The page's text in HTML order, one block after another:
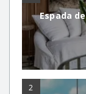
Espada
2